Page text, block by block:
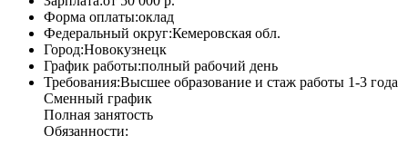
Форма оплаты:оклад
Федеральный округ:Кемеровская обл.
Город:Новокузнецк
График работы:полный рабочий день
Требования:Высшее образование и стаж работы 1-3 года
Сменный график
Полная занятость
Обязанности: